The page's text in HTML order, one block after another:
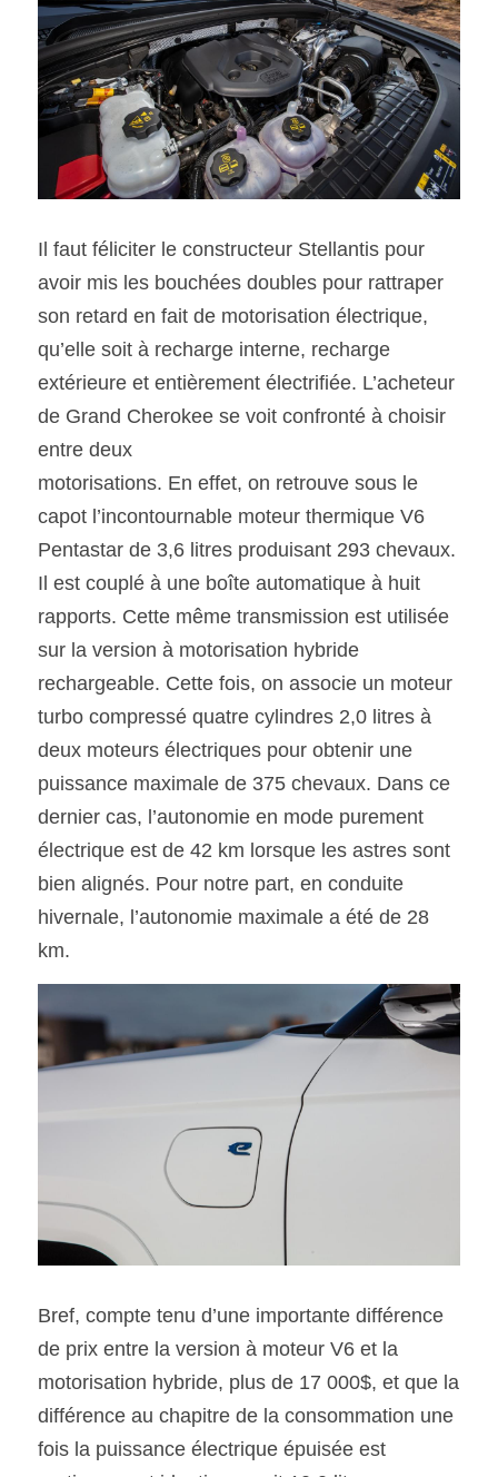
Il faut féliciter le constructeur Stellantis pour
avoir mis les bouchées doubles pour rattraper
son retard en fait de motorisation électrique,
qu’elle soit à recharge interne, recharge
extérieure et entièrement électrifiée. L’acheteur
de Grand Cherokee se voit confronté à choisir
entre deux
motorisations. En effet, on retrouve sous le
capot l’incontournable moteur thermique V6
Pentastar de 3,6 litres produisant 293 chevaux.
Il est couplé à une boîte automatique à huit
rapports. Cette même transmission est utilisée
sur la version à motorisation hybride
rechargeable. Cette fois, on associe un moteur
turbo compressé quatre cylindres 2,0 litres à
deux moteurs électriques pour obtenir une
puissance maximale de 375 chevaux. Dans ce
dernier cas, l’autonomie en mode purement
électrique est de 42 km lorsque les astres sont
bien alignés. Pour notre part, en conduite
hivernale, l’autonomie maximale a été de 28
km.
Bref, compte tenu d’une importante différence
de prix entre la version à moteur V6 et la
motorisation hybride, plus de 17 000$, et que la
différence au chapitre de la consommation une
fois la puissance électrique épuisée est